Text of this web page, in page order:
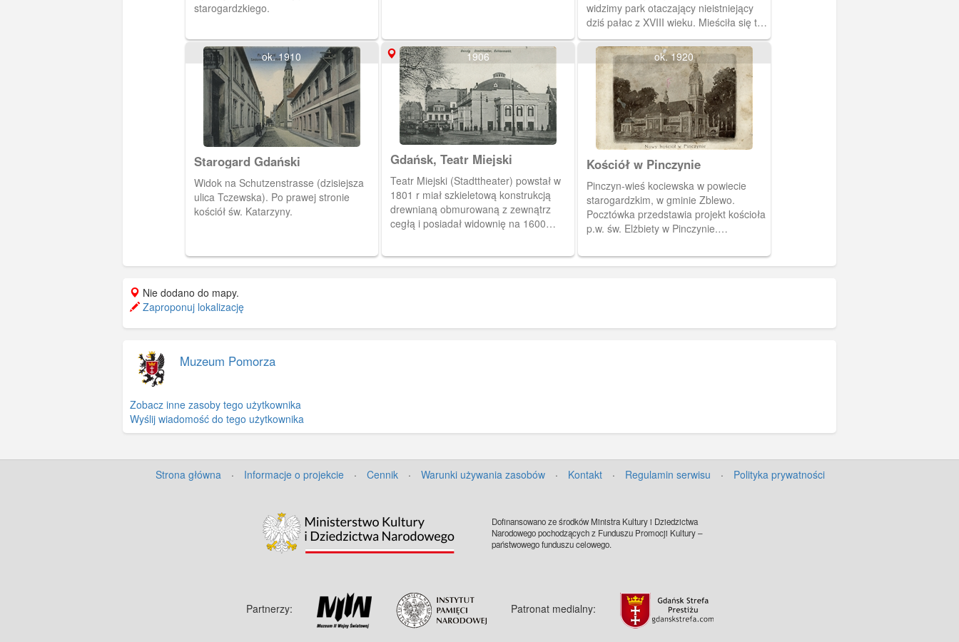
starogardzkiego.
widzimy park otaczający nieistniejący
dziś pałac z XVIII wieku. Mieściła się tu
szkoła rolnicza dla dziewcząt.
ok. 1910
Starogard Gdański
Widok na Schutzenstrasse (dzisiejsza
ulica Tczewska). Po prawej stronie
kościół św. Katarzyny.
1906
Gdańsk, Teatr Miejski
Teatr Miejski (Stadttheater) powstał w
1801 r miał szkieletową konstrukcją
drewnianą obmurowaną z zewnątrz
cegłą i posiadał widownię na 1600
przetrwał do roku 1934, kiedy to został
ok. 1920
Kościół w Pinczynie
Pinczyn-wieś kociewska w powiecie
starogardzkim, w gminie Zblewo.
Pocztówka przedstawia projekt kościoła
p.w. św. Elżbiety w Pinczynie.
1927 z inicjatywy ks. Stanisława
Starogardu.
Nie dodano do mapy.
Zaproponuj lokalizację
Muzeum Pomorza
Zobacz inne zasoby tego użytkownika
Wyślij wiadomość do tego użytkownika
Strona główna · Informacje o projekcie · Cennik · Warunki używania zasobów · Kontakt · Regulamin serwisu · Polityka prywatności
Dofinansowano ze środków Ministra Kultury i Dziedzictwa
Narodowego pochodzących z Funduszu Promocji Kultury –
państwowego funduszu celowego.
Partnerzy: Patronat medialny: